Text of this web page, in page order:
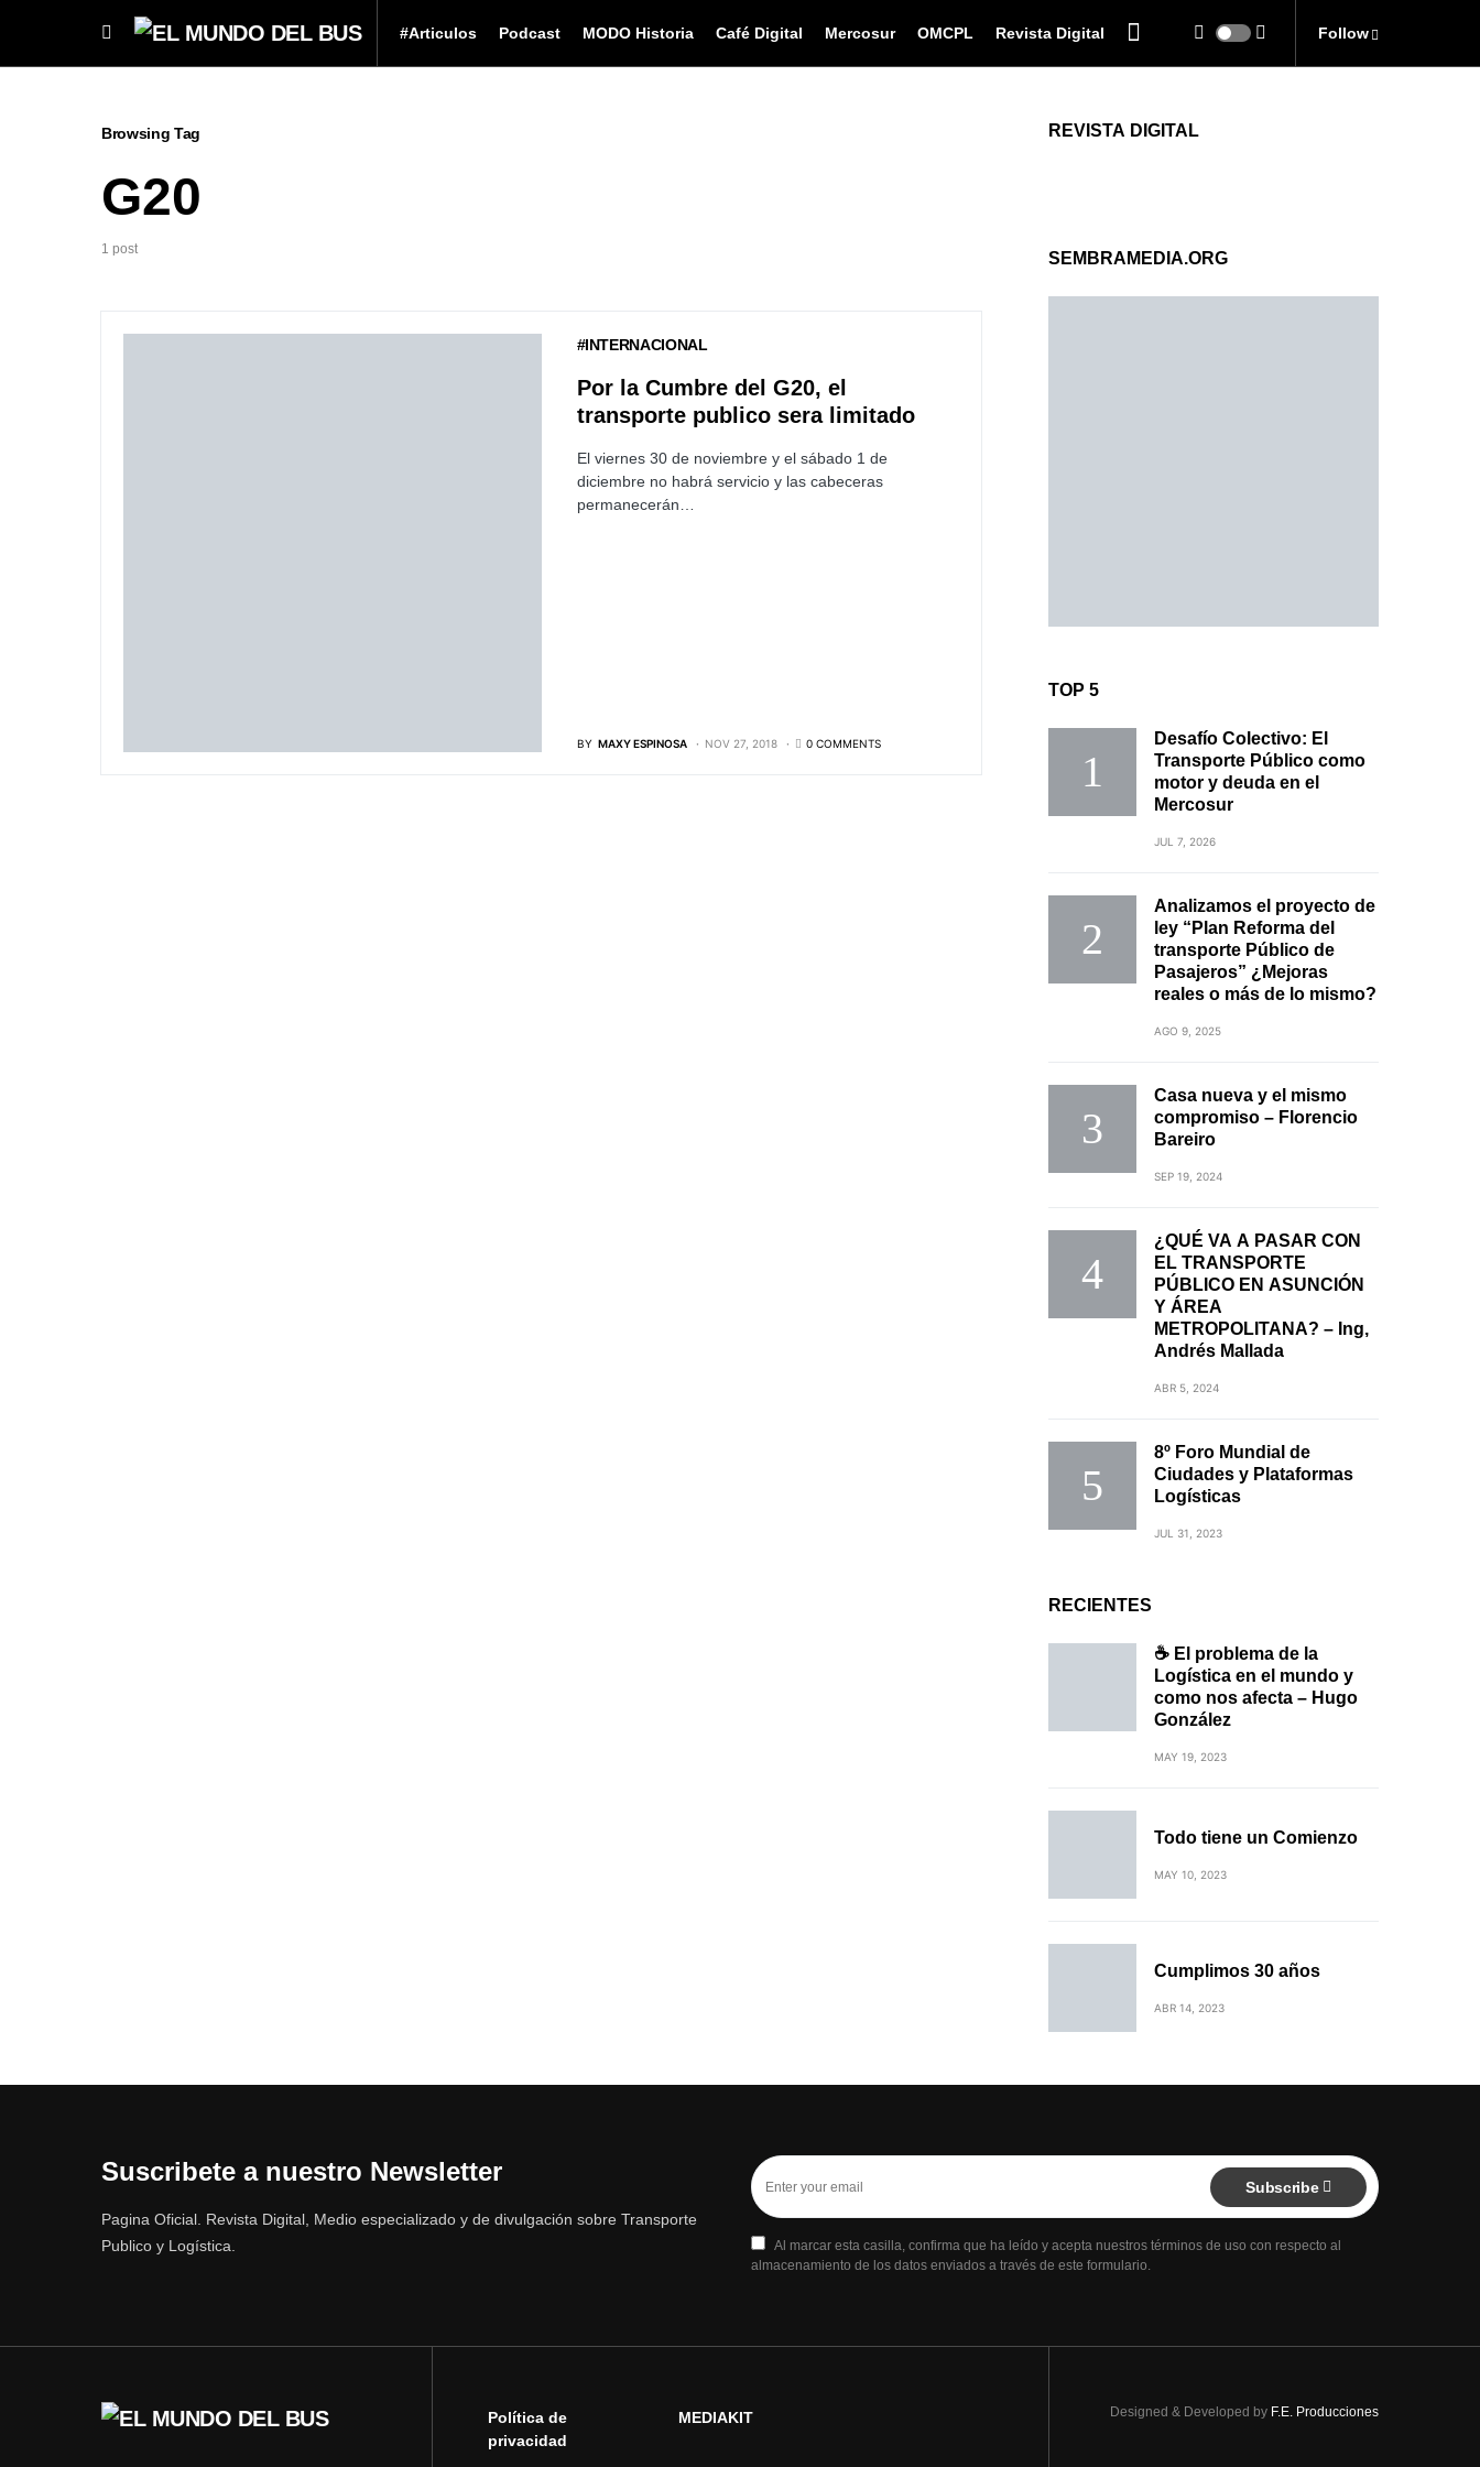
#Articulos Podcast MODO Historia Café Digital Mercosur OMCPL Revista Digital Follow
Browsing Tag
G20
1 post
#INTERNACIONAL
Por la Cumbre del G20, el
transporte publico sera limitado
El viernes 30 de noviembre y el sábado 1 de
diciembre no habrá servicio y las cabeceras
permanecerán…
BY MAXY ESPINOSA NOV 27, 2018 0 COMMENTS
REVISTA DIGITAL
SEMBRAMEDIA.ORG
TOP 5
Desafío Colectivo: El
Transporte Público como
motor y deuda en el
Mercosur
JUL 7, 2026
Analizamos el proyecto de
ley “Plan Reforma del
transporte Público de
Pasajeros” ¿Mejoras
reales o más de lo mismo?
AGO 9, 2025
Casa nueva y el mismo
compromiso – Florencio
Bareiro
SEP 19, 2024
¿QUÉ VA A PASAR CON
EL TRANSPORTE
PÚBLICO EN ASUNCIÓN
Y ÁREA
METROPOLITANA? – Ing,
Andrés Mallada
ABR 5, 2024
8º Foro Mundial de
Ciudades y Plataformas
Logísticas
JUL 31, 2023
RECIENTES
☕ El problema de la
Logística en el mundo y
como nos afecta – Hugo
González
MAY 19, 2023
Todo tiene un Comienzo
MAY 10, 2023
Cumplimos 30 años
ABR 14, 2023
Suscribete a nuestro Newsletter
Pagina Oficial. Revista Digital, Medio especializado y de divulgación sobre Transporte
Publico y Logística.
Subscribe
Al marcar esta casilla, confirma que ha leído y acepta nuestros términos de uso con respecto al
almacenamiento de los datos enviados a través de este formulario.
Política de
privacidad
MEDIAKIT Designed & Developed by F.E. Producciones